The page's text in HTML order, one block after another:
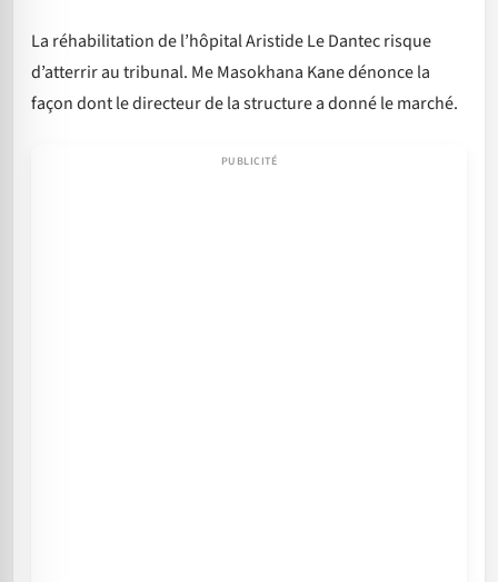
La réhabilitation de l’hôpital Aristide Le Dantec risque
d’atterrir au tribunal. Me Masokhana Kane dénonce la
façon dont le directeur de la structure a donné le marché.